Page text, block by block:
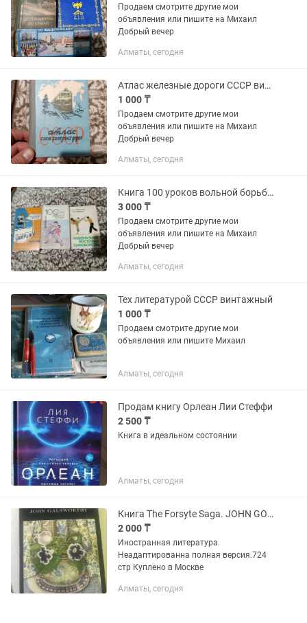
Продаем смотрите другие мои
объявления или пишите на Михаил
Добрый вечер
Алматы, сегодня
Атлас железные дороги СССР винтаж
1 000 ₸
Продаем смотрите другие мои
объявления или пишите на Михаил
Добрый вечер
Алматы, сегодня
Книга 100 уроков вольной борьбы Матущак
3 000 ₸
Продаем смотрите другие мои
объявления или пишите на Михаил
Добрый вечер
Алматы, сегодня
Тех литературой СССР винтажный
1 000 ₸
Продаем смотрите другие мои
объявления или пишите Михаил
Алматы, сегодня
Продам книгу Орлеан Лии Стеффи
2 500 ₸
Книга в идеальном состоянии
Алматы, сегодня
Книга The Forsyte Saga. JOHN GOALSWORTHY
2 000 ₸
Иностранная литература.
Неадаптированна полная версия.724
стр Куплено в Москве
Алматы, сегодня